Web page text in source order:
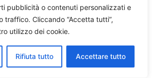
pubblicità o contenuti personalizzati e
traffico. Cliccando “Accetta tutti”,
utilizzo dei cookie.
Rifiuta tutto Accettare tutto